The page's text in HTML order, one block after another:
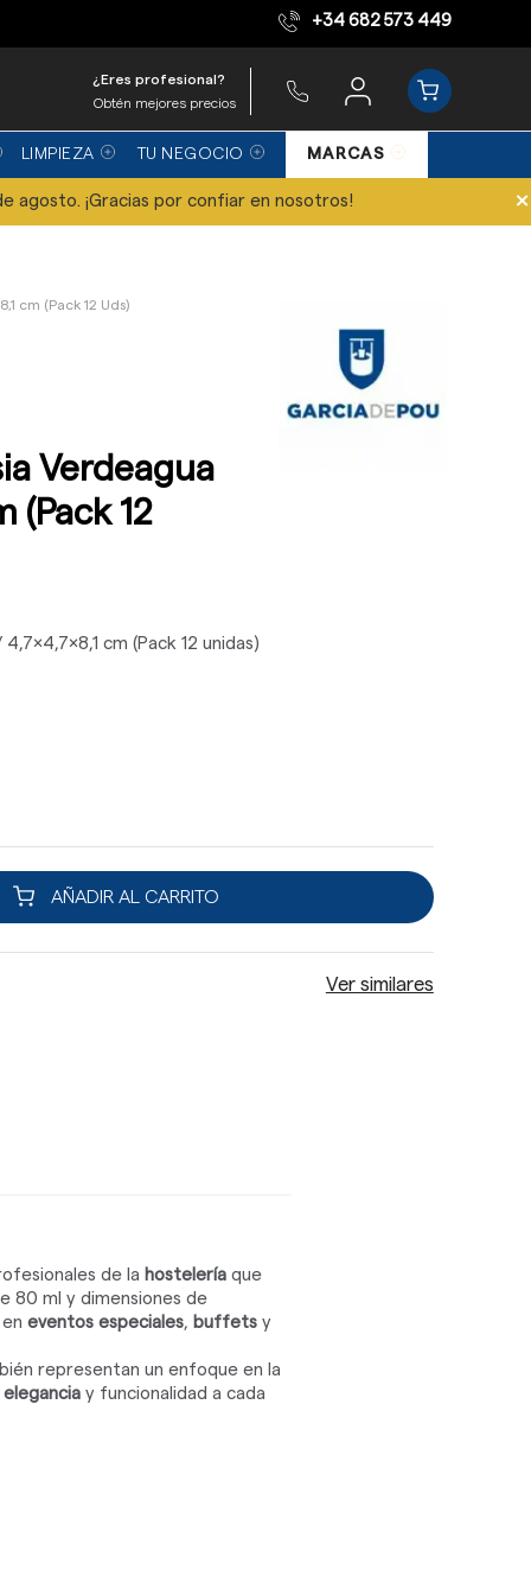
Equipo de expertos +34 682 573 449
¿Eres profesional?
Obtén mejores precios
LIMPIEZA TU NEGOCIO MARCAS
agosto. ¡Gracias por confiar en nosotros! ×
cm (Pack 12 Uds)
Verdeagua
(Pack 12
cm (Pack 12 unidas)
AÑADIR AL CARRITO
Ver similares
de la hosteleríaque
80 ml y dimensiones de
eventos especiales, buffetsy
representan un enfoque en la
eleganciay funcionalidad a cada